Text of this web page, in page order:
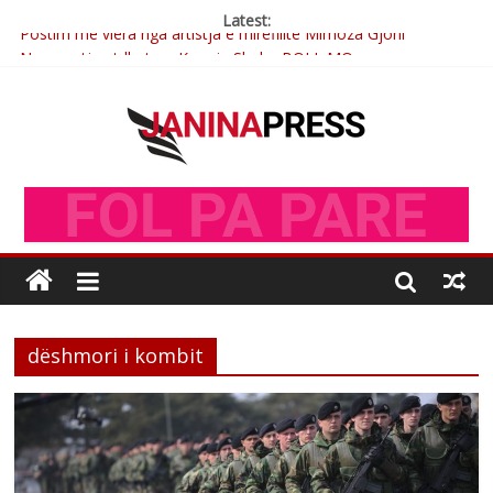
Latest:
Postim me vlera nga artistja e mirëfilltë Mimoza Gjoni
Nga poetja atdhetare Kumrie Shala -BOLL MO
Çlirimtari Mentor Mushkolaj nderohet me mirenjohje nga
Xhevdet Qeriqi Dega e invalidëve në Fushë Kosovë
dëshmori i kombit